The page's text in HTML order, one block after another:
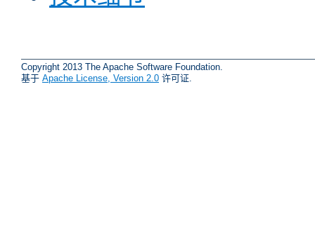
Copyright 2013 The Apache Software Foundation.
基于 Apache License, Version 2.0 许可证.